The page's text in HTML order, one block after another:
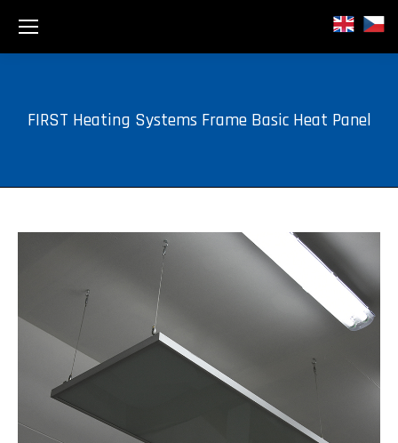
FIRST Heating Systems Frame Basic Heat Panel